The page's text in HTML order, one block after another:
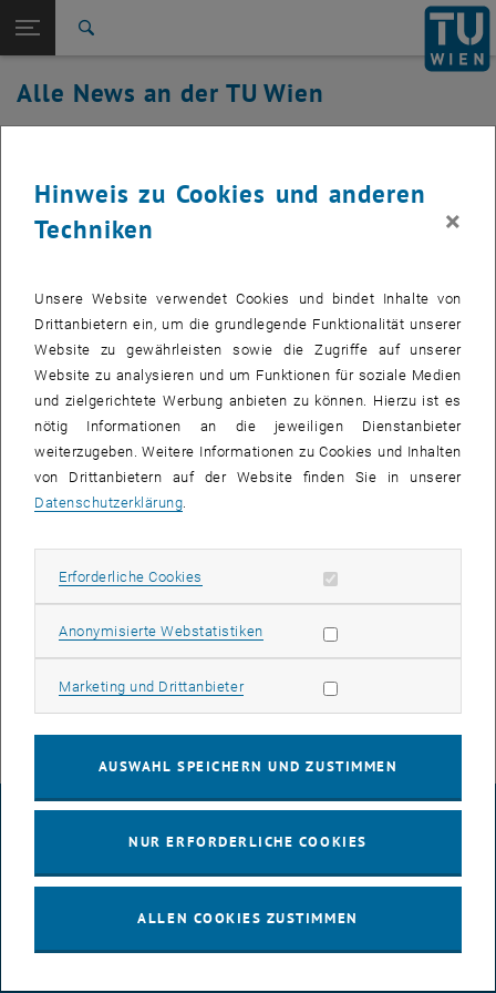
TU Login
Quicklinks
Quicklinks-Menü umschalten
Studium
International
Karriere
Zurück: Subseiten von TU Wien Startseite auflisten
Zurück zur letzten Ebene:
TU Wien Startseite
Übersicht
Alle News an der TU Wien
Einstellung des Services "LIZ"
Linux in den Internet-Räumen der TU.it wird mit Ende des
Jahres eingestellt.
Sehr geehrte Studierende,
unsere Linux Installation in den Internet-Räumen, kurz LIZ genannt,
wird eingestellt und steht deshalb ab Jänner 2023 nicht mehr zur
Verfügung.
Ihre Daten auf HOME.STUDENT bleiben weiter erhalten und sind auf
allen Windows-Geräten in den Internet-Räumen unter dem Laufwerk
Ihre TU.it
Hinweis zu Cookies und anderen
Techniken
×
Unsere Website verwendet Cookies und bindet Inhalte von
Drittanbietern ein, um die grundlegende Funktionalität unserer
Website zu gewährleisten sowie die Zugriffe auf unserer
Website zu analysieren und um Funktionen für soziale Medien
und zielgerichtete Werbung anbieten zu können. Hierzu ist es
nötig Informationen an die jeweiligen Dienstanbieter
weiterzugeben. Weitere Informationen zu Cookies und Inhalten
von Drittanbietern auf der Website finden Sie in unserer
Datenschutzerklärung.
Erforderliche Cookies Erforderliche Cookies zulassen
Anonymisierte WebstatistikenStatistik Cookies zulassen
Marketing und DrittanbieterMarketing Cookies zulassen
AUSWAHL SPEICHERN UND ZUSTIMMEN
NUR ERFORDERLICHE COOKIES
ALLEN COOKIES ZUSTIMMEN